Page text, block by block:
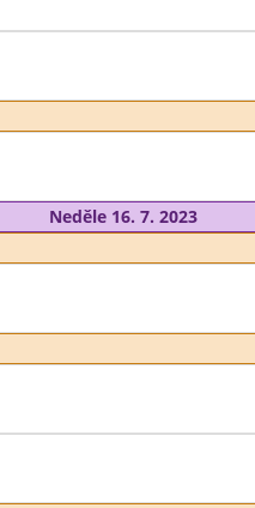
Neděle 16. 7. 2023